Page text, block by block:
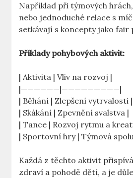
Například při týmových
nebo jednoduché relace s
setkávají s koncepty jako fair
Příklady pohybových aktivit:
| Aktivita | Vliv na rozvoj |
|——————|—————————|
| Běhání | Zlepšení vytrvalosti |
| Skákání | Zpevnění svalstva |
| Tance | Rozvoj rytmu a
| Sportovní hry | Týmová
Každá z těchto aktivit
zdraví a pohodě dětí, a je